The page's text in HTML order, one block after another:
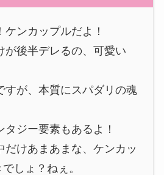
ンカップルだよ！
後半デレるの、可愛い
が、本質にスパダリの魂
ジー要素もあるよ！
けあまあまな、ケンカッ
しょ？ねぇ。